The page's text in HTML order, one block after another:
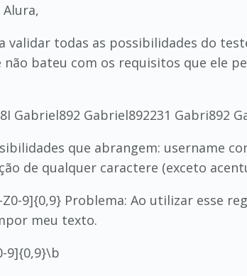
validar todas as possibilidades do
não bateu com os requisitos que ele
Gabriel892 Gabriel892231 Gabri892
que abrangem: username
de qualquer caractere (exceto
9]{0,9} Problema: Ao utilizar esse
meu texto.
9]{0,9}\b